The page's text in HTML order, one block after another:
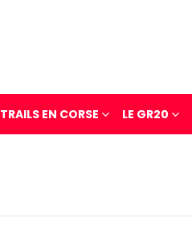
TRAILS EN CORSE LE GR20